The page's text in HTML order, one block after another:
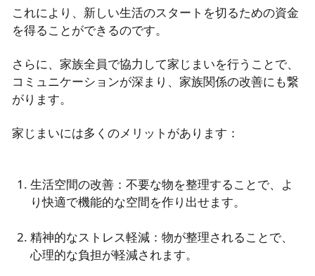
これにより、新しい生活のスタートを切るための資金
を得ることができるのです。
さらに、家族全員で協力して家じまいを行うことで、
コミュニケーションが深まり、家族関係の改善にも繋
がります。
家じまいには多くのメリットがあります：
生活空間の改善：不要な物を整理することで、よ
り快適で機能的な空間を作り出せます。
精神的なストレス軽減：物が整理されることで、
心理的な負担が軽減されます。